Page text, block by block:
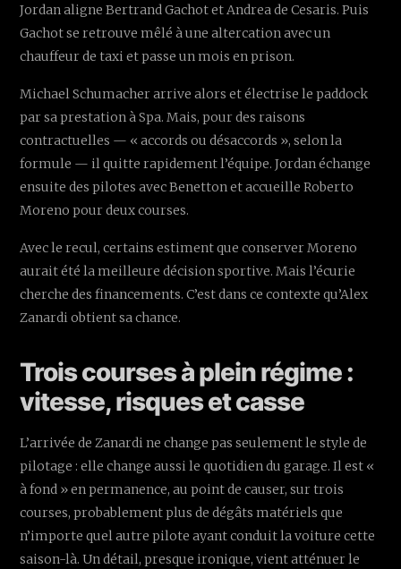
Jordan aligne Bertrand Gachot et Andrea de Cesaris. Puis
Gachot se retrouve mêlé à une altercation avec un
chauffeur de taxi et passe un mois en prison.
Michael Schumacher arrive alors et électrise le paddock
par sa prestation à Spa. Mais, pour des raisons
contractuelles — « accords ou désaccords », selon la
formule — il quitte rapidement l’équipe. Jordan échange
ensuite des pilotes avec Benetton et accueille Roberto
Moreno pour deux courses.
Avec le recul, certains estiment que conserver Moreno
aurait été la meilleure décision sportive. Mais l’écurie
cherche des financements. C’est dans ce contexte qu’Alex
Zanardi obtient sa chance.
Trois courses à plein régime :
vitesse, risques et casse
L’arrivée de Zanardi ne change pas seulement le style de
pilotage : elle change aussi le quotidien du garage. Il est «
à fond » en permanence, au point de causer, sur trois
courses, probablement plus de dégâts matériels que
n’importe quel autre pilote ayant conduit la voiture cette
saison-là. Un détail, presque ironique, vient atténuer le